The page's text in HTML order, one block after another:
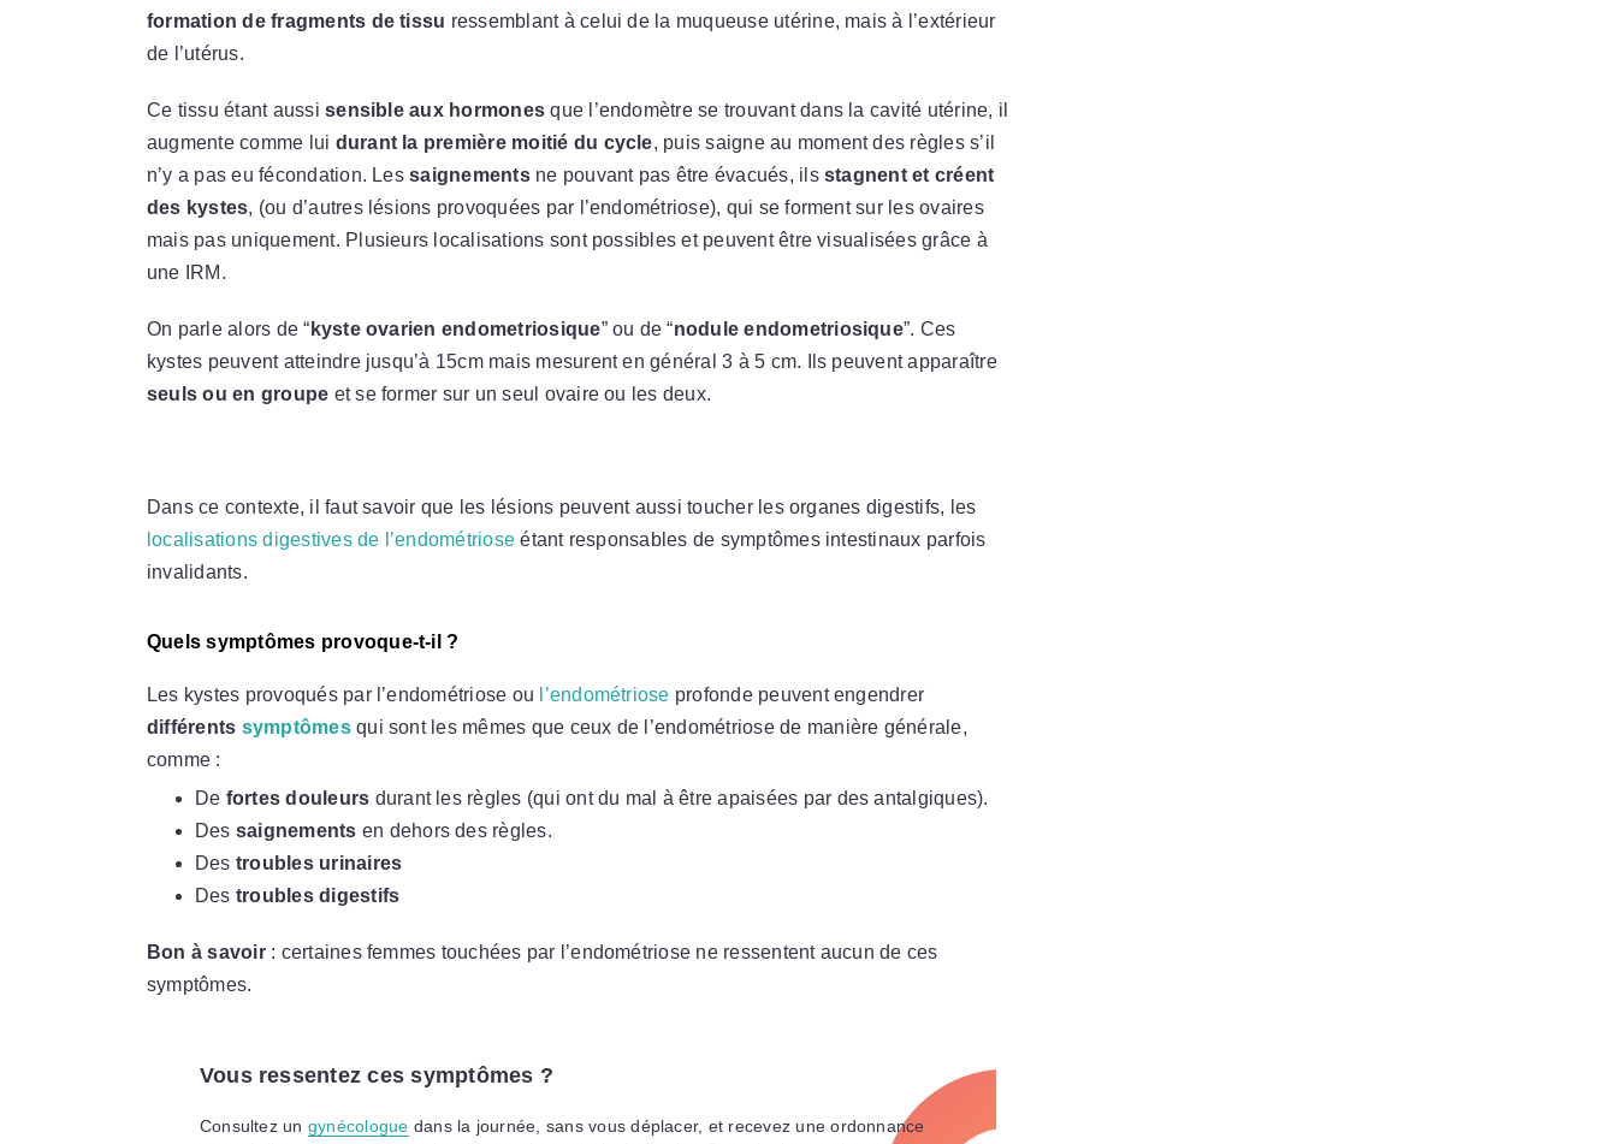
formation de fragments de tissu ressemblant à celui de la muqueuse utérine, mais à l’extérieur
de l’utérus.
Ce tissu étant aussisensible aux hormones que l’endomètre se trouvant dans la cavité utérine, il
augmente comme lui durant la première moitié du cycle, puis saigne au moment des règles s’il
n’y a pas eu fécondation. Lessaignementsne pouvant pas être évacués, ils stagnent et créent
des kystes, (ou d’autres lésions provoquées par l’endométriose), qui se forment sur les ovaires
mais pas uniquement. Plusieurs localisations sont possibles et peuvent être visualisées grâce à
une IRM.
On parle alors de “ kyste ovarien endometriosique” ou de “nodule endometriosique”. Ces
kystes peuvent atteindre jusqu’à 15cm mais mesurent en général 3 à 5 cm. Ils peuvent apparaître
seuls ou en groupe et se former sur un seul ovaire ou les deux.
Dans ce contexte, il faut savoir que les lésions peuvent aussi toucher les organes digestifs, les
localisations digestives de l’endométriose étant responsables de symptômes intestinaux parfois
invalidants.
Quels symptômes provoque-t-il ?
Les kystes provoqués par l’endométriose ou l’endométriose profonde peuvent engendrer
différents symptômesqui sont les mêmes que ceux de l’endométriose de manière générale,
comme :
De fortes douleurs durant les règles (qui ont du mal à être apaisées par des antalgiques).
Des saignements en dehors des règles.
Des troubles urinaires
Des troubles digestifs
Bon à savoir: certaines femmes touchées par l’endométriose ne ressentent aucun de ces
symptômes.
Vous ressentez ces symptômes ?
Consultez un gynécologue dans la journée, sans vous déplacer, et recevez une ordonnance